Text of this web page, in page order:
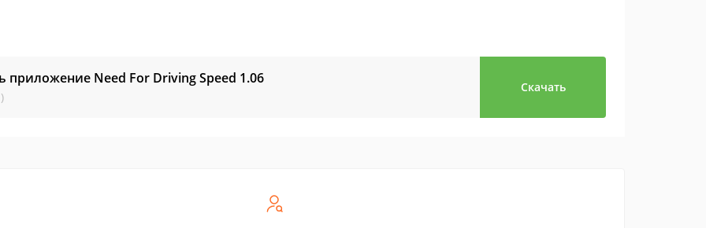
приложение Need For Driving Speed 1.06
Скачать